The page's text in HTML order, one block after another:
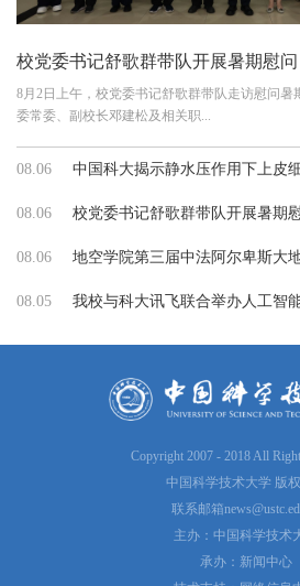
校党委书记舒歌群带队开展暑期慰问
8月2日上午，校党委书记舒歌群带队走访慰问
委常委、副校长邓建松及相关职...
08.06 中国科大揭示静水压作用下上皮
08.06 校党委书记舒歌群带队开展暑期
08.06 地空学院第三届中法阿尔卑斯大
08.05 我校与科大讯飞联合举办人工智
Copyright 2007 - 2018 All
中国科学技术大学 版
联系邮箱
主办：中国科学技术
承办：新闻中心